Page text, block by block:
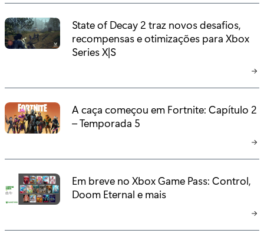
State of Decay 2 traz novos desafios,
recompensas e otimizações para Xbox
Series X|S
A caça começou em Fortnite: Capítulo 2
– Temporada 5
Em breve no Xbox Game Pass: Control,
Doom Eternal e mais